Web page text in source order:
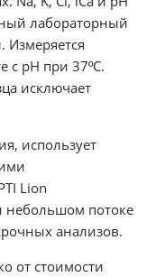
лабораторный
Измеряется
pH при 37ºC.
исключает
использует
Lion
небольшом потоке
анализов.
от стоимости